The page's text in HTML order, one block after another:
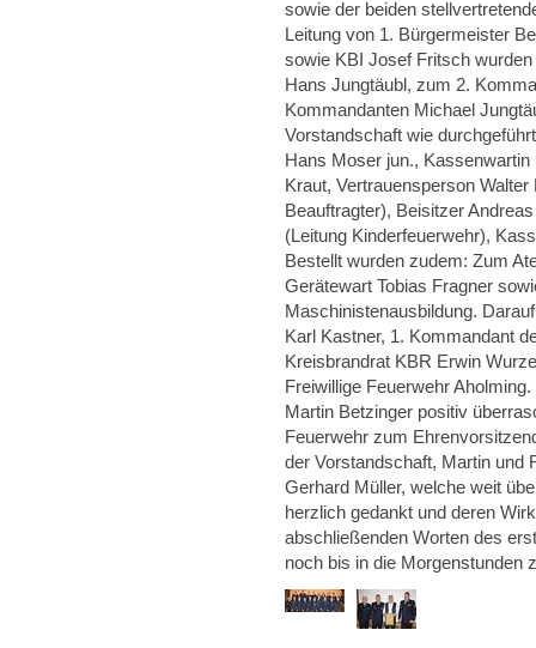
sowie der beiden
Leitung von 1. Bürgermeister
sowie KBI Josef Fritsch
Hans Jungtäubl, zum 2.
Kommandanten Michael
Vorstandschaft wie
Hans Moser jun.,
Kraut, Vertrauensperson
Beauftragter), Beisitzer
(Leitung Kinderfeuerwehr),
Bestellt wurden zudem: Zum
Gerätewart Tobias Fragner
Maschinistenausbildung.
Karl Kastner, 1. Kommandant
Kreisbrandrat KBR Erwin
Freiwillige Feuerwehr
Martin Betzinger positiv
Feuerwehr zum
der Vorstandschaft, Martin und
Gerhard Müller, welche weit
herzlich gedankt und deren
abschließenden Worten des
noch bis in die Morgenstunden